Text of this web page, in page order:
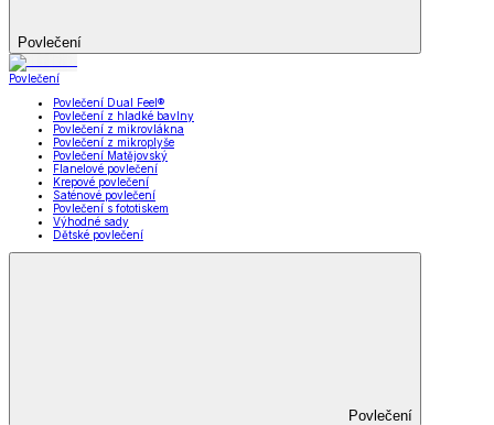
Povlečení
Povlečení
Povlečení Dual Feel®
Povlečení z hladké bavlny
Povlečení z mikrovlákna
Povlečení z mikroplyše
Povlečení Matějovský
Flanelové povlečení
Krepové povlečení
Saténové povlečení
Povlečení s fototiskem
Výhodné sady
Dětské povlečení
Povlečení